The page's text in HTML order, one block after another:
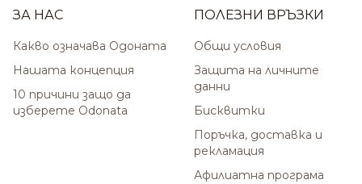
ЗА НАС
Какво означава Одоната
Нашата концепция
10 причини защо да
изберете Odonata
ПОЛЕЗНИ ВРЪЗКИ
Общи условия
Защита на личните
данни
Бисквитки
Поръчка, доставка и
рекламация
Афилиатна програма